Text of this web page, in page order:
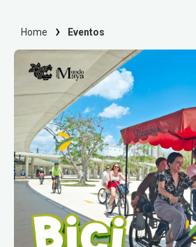
Home Eventos